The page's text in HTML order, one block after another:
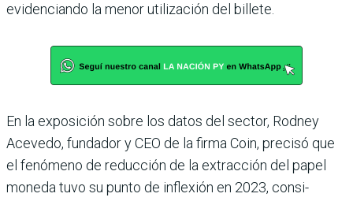
evidenciando la menor utilización del billete.
En la exposición sobre los datos del sector, Rodney
Acevedo, fun­dador y CEO de la firma Coin, precisó que
el fenómeno de reducción de la extracción del papel
moneda tuvo su punto de inflexión en 2023, consi­